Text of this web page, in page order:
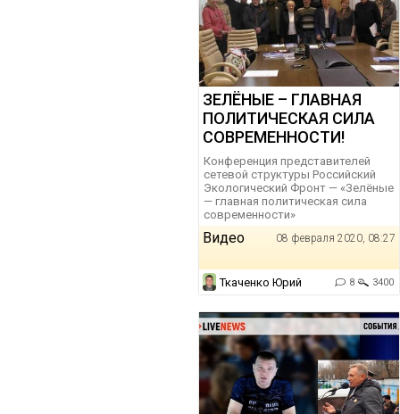
ЗЕЛЁНЫЕ – ГЛАВНАЯ
ПОЛИТИЧЕСКАЯ СИЛА
СОВРЕМЕННОСТИ!
Конференция представителей
сетевой структуры Российский
Экологический Фронт — «Зелёные
— главная политическая сила
современности»
Видео 08 февраля 2020, 08:27
Ткаченко Юрий 8 3400